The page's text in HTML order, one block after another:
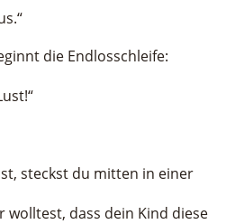
die Endlosschleife:
steckst du mitten in einer
dass dein Kind diese